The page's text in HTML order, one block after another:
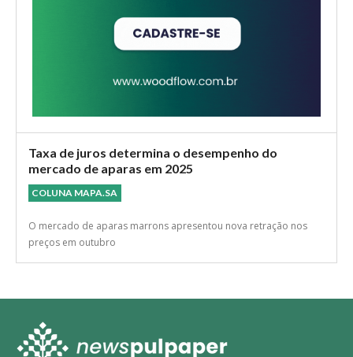
Taxa de juros determina o desempenho do
mercado de aparas em 2025
COLUNA MAPA.SA
O mercado de aparas marrons apresentou nova retração nos
preços em outubro